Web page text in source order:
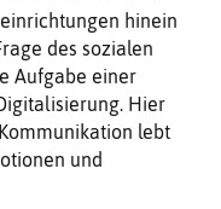
hinein
des sozialen
Aufgabe einer
Hier
lebt
und